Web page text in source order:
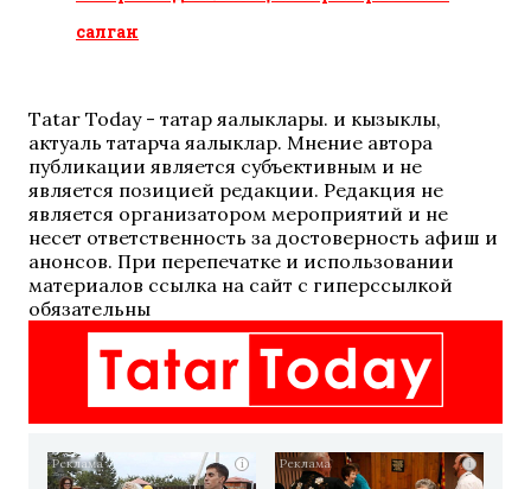
салган
Tatar Today - татар яңалыклары. иң кызыклы,
актуаль татарча яңалыклар. Мнение автора
публикации является субъективным и не
является позицией редакции. Редакция не
является организатором мероприятий и не
несет ответственность за достоверность афиш и
анонсов. При перепечатке и использовании
материалов ссылка на сайт с гиперссылкой
обязательны
i i